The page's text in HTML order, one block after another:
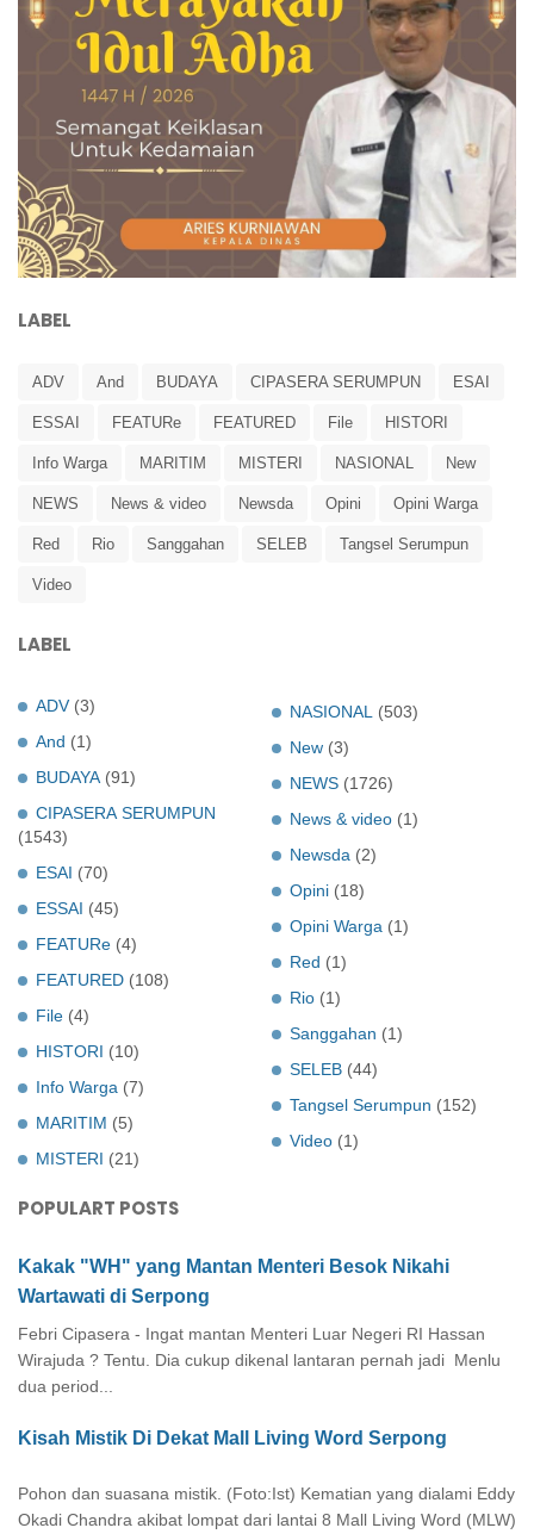
LABEL
ADV And BUDAYA CIPASERA SERUMPUN ESAI
ESSAI FEATURe FEATURED File HISTORI
Info Warga MARITIM MISTERI NASIONAL New
NEWS News & video Newsda Opini Opini Warga
Red Rio Sanggahan SELEB Tangsel Serumpun
Video
LABEL
ADV (3)
And (1)
BUDAYA (91)
CIPASERA SERUMPUN
(1543)
ESAI (70)
ESSAI (45)
FEATURe (4)
FEATURED (108)
File (4)
HISTORI (10)
Info Warga (7)
MARITIM (5)
MISTERI (21)
NASIONAL
(503)
New (3)
NEWS (1726)
News & video (1)
Newsda (2)
Opini (18)
Opini Warga (1)
Red (1)
Rio (1)
Sanggahan (1)
SELEB (44)
Tangsel Serumpun (152)
Video (1)
POPULART POSTS
Kakak "WH" yang Mantan Menteri Besok Nikahi
Wartawati di Serpong
Febri Cipasera - Ingat mantan Menteri Luar Negeri RI Hassan
Wirajuda ? Tentu. Dia cukup dikenal lantaran pernah jadi Menlu
dua period...
Kisah Mistik Di Dekat Mall Living Word Serpong
Pohon dan suasana mistik. (Foto:Ist) Kematian yang dialami Eddy
Okadi Chandra akibat lompat dari lantai 8 Mall Living Word (MLW)